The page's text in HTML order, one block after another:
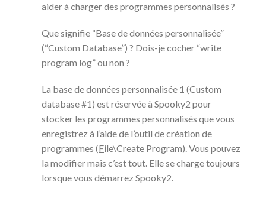
aider à charger des programmes personnalisés ?
Que signifie “Base de données personnalisée”
(“Custom Database”) ? Dois-je cocher “write
program log” ou non ?
La base de données personnalisée 1 (Custom
database #1) est réservée à Spooky2 pour
stocker les programmes personnalisés que vous
enregistrez à l’aide de l’outil de création de
programmes (File\Create Program). Vous pouvez
la modifier mais c’est tout. Elle se charge toujours
lorsque vous démarrez Spooky2.